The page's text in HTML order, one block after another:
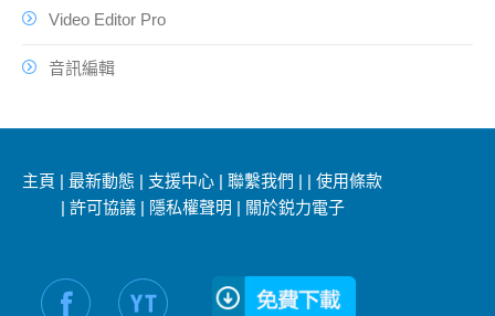
Video Editor Pro
音訊編輯
主頁 |最新動態 | 支援中心 |聯繫我們 | |使用條款
| 許可協議| 隱私權聲明 | 關於鋭力電子
社交媒體信息：